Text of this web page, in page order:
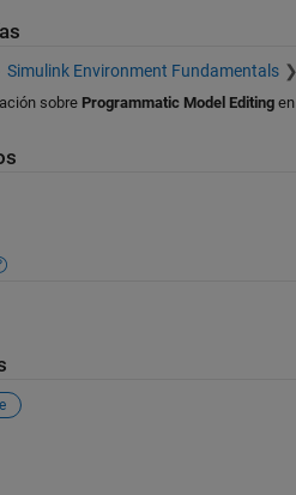
Simulink Environment Fundamentals
sobre Programmatic Model Editingen